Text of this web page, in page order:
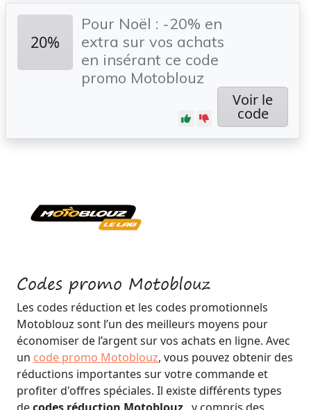
Codes promo Motoblouz
Les codes réduction et les codes promotionnels
Motoblouz sont l’un des meilleurs moyens pour
économiser de l’argent sur vos achats en ligne. Avec
un code promo Motoblouz, vous pouvez obtenir des
réductions importantes sur votre commande et
profiter d'offres spéciales. Il existe différents types
20%
Pour Noël : -20% en
extra sur vos achats
en insérant ce code
promo Motoblouz
Voir le
code